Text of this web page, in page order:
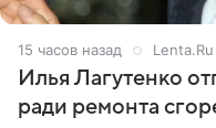
15 часов назад Lenta.Ru
Илья Лагутенко
ради ремонта